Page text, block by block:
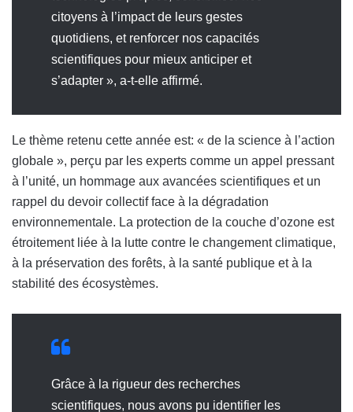
citoyens à l’impact de leurs gestes
quotidiens, et renforcer nos capacités
scientifiques pour mieux anticiper et
s’adapter », a-t-elle affirmé.
Le thème retenu cette année est: « de la science à l’action
globale », perçu par les experts comme un appel pressant
à l’unité, un hommage aux avancées scientifiques et un
rappel du devoir collectif face à la dégradation
environnementale. La protection de la couche d’ozone est
étroitement liée à la lutte contre le changement climatique,
à la préservation des forêts, à la santé publique et à la
stabilité des écosystèmes.
Grâce à la rigueur des recherches
scientifiques, nous avons pu identifier les